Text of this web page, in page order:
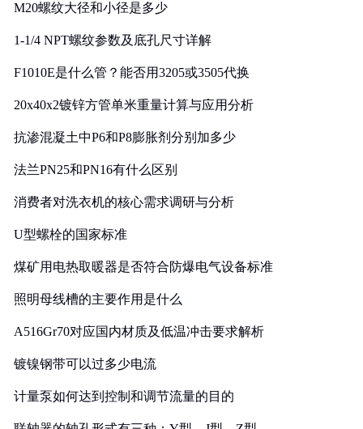
M20螺纹大径和小径是多少
1-1/4 NPT螺纹参数及底孔尺寸详解
F1010E是什么管？能否用3205或3505代换
20x40x2镀锌方管单米重量计算与应用分析
抗渗混凝土中P6和P8膨胀剂分别加多少
法兰PN25和PN16有什么区别
消费者对洗衣机的核心需求调研与分析
U型螺栓的国家标准
煤矿用电热取暖器是否符合防爆电气设备标准
照明母线槽的主要作用是什么
A516Gr70对应国内材质及低温冲击要求解析
镀镍钢带可以过多少电流
计量泵如何达到控制和调节流量的目的